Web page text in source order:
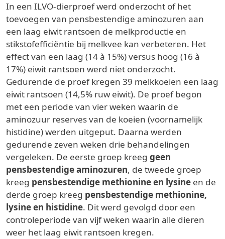
In een ILVO-dierproef werd onderzocht of het
toevoegen van pensbestendige aminozuren aan
een laag eiwit rantsoen de melkproductie en
stikstofefficiëntie bij melkvee kan verbeteren. Het
effect van een laag (14 à 15%) versus hoog (16 à
17%) eiwit rantsoen werd niet onderzocht.
Gedurende de proef kregen 39 melkkoeien een laag
eiwit rantsoen (14,5% ruw eiwit). De proef begon
met een periode van vier weken waarin de
aminozuur reserves van de koeien (voornamelijk
histidine) werden uitgeput. Daarna werden
gedurende zeven weken drie behandelingen
vergeleken. De eerste groep kreeg geen
pensbestendige aminozuren, de tweede groep
kreeg pensbestendige methionine en lysine en de
derde groep kreeg pensbestendige methionine,
lysine en histidine. Dit werd gevolgd door een
controleperiode van vijf weken waarin alle dieren
weer het laag eiwit rantsoen kregen.